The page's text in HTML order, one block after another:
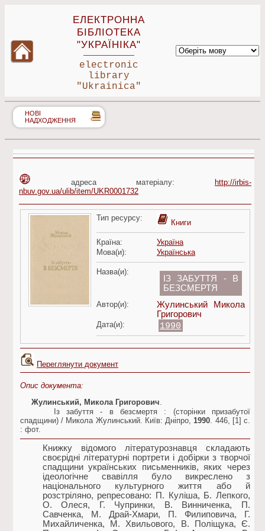
ЕЛЕКТРОННА
БІБЛІОТЕКА
"УКРАЇНІКА"
electronic
library
"Ukrainica"
НОВІ
НАДХОДЖЕННЯ
адреса матеріалу:
http://irbis-
nbuv.gov.ua/ulib/item/UKR0001732
Тип ресурсу:
Книги
Країна:
Україна
Мова(и):
Українська
Назва(и):
ІЗ ЗАБУТТЯ - В
БЕЗСМЕРТЯ
Автор(и):
Жулинський Микола
Григорович
Дата(и): 1990
Переглянути документ
Опис документа:
Жулинський, Микола Григорович
Із забуття - в безсмертя : (сторінки призабутої
спадщини) / Микола Жулинський. Київ: Дніпро,1990. 446, [1] c.
: фот.
Книжку відомого літературознавця складають
своєрідні літературні портрети і добірки з творчої
спадщини українських письменників, яких через
ідеологічне свавілля було викреслено з
національного культурного життя або й
розстріляно, репресовано: П. Куліша, Б. Лепкого,
О. Олеся, Г. Чупринки, В. Винниченка, П.
Савченка, М. Драй-Хмари, П. Филиповича, Г.
Михайличенка, М. Хвильового, В. Поліщука, Є.